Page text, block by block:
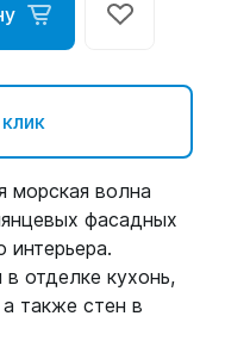
морская волна
фасадных
интерьера.
отделке кухонь,
также стен в